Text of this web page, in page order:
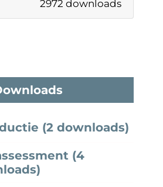
2972 downloads
(2 downloads)
(4